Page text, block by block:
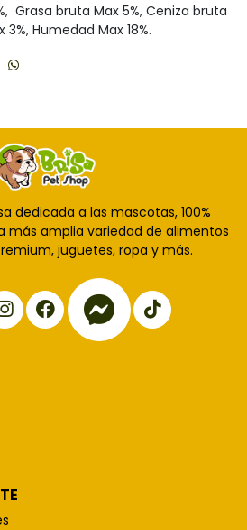
Grasa bruta Max 5%, Ceniza bruta
Humedad Max 18%.
dedicada a las mascotas, 100%
más amplia variedad de alimentos
juguetes, ropa y más.